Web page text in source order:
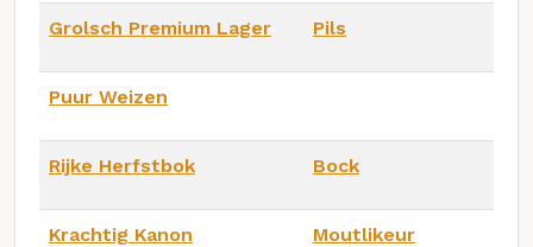
Grolsch Premium Lager Pils
Puur Weizen
Rijke Herfstbok Bock
Krachtig Kanon Moutlikeur